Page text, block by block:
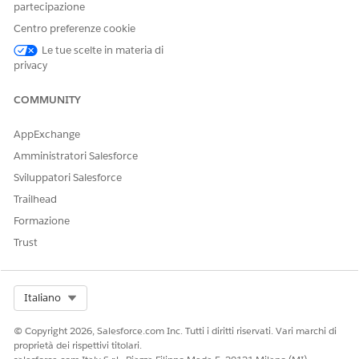
preventivo o a un ordine.
NOTALe modifiche o i rinnovi datati futuri includono i
prodotti con prezzi derivati esplicitamente inclusi nella
richiesta corrente.
partecipazione
Centro preferenze cookie
Le tue scelte in materia di
privacy
COMMUNITY
AppExchange
Amministratori Salesforce
Sviluppatori Salesforce
Trailhead
Formazione
Trust
Italiano
© Copyright 2026, Salesforce.com Inc. Tutti i diritti riservati. Vari marchi di
proprietà dei rispettivi titolari.